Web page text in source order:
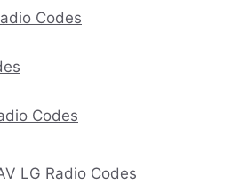
Codes
Codes
LG Radio Codes